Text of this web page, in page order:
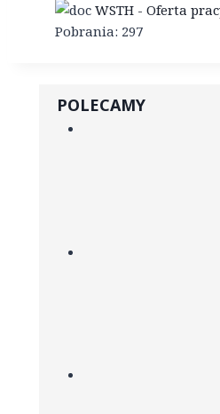
WSTH - Oferta
Pobrania: 297
POLECAMY